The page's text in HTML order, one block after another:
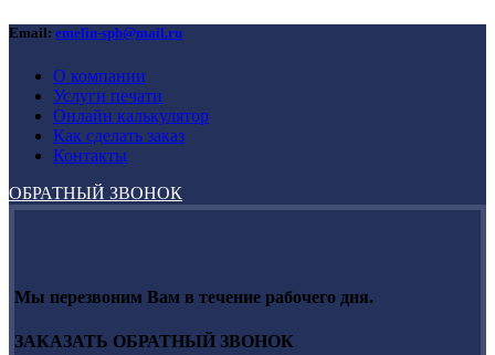
Email: emelin-spb@mail.ru
О компании
Услуги печати
Онлайн калькулятор
Как сделать заказ
Контакты
ОБРАТНЫЙ ЗВОНОК
Мы перезвоним Вам в течение рабочего дня.
ЗАКАЗАТЬ ОБРАТНЫЙ ЗВОНОК